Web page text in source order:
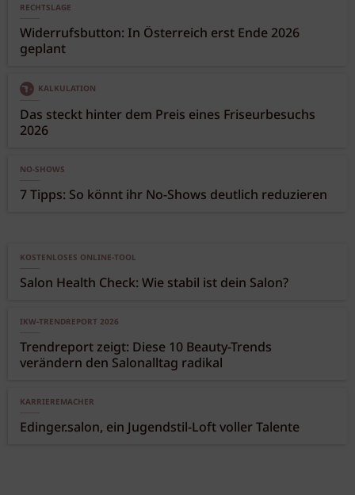
RECHTSLAGE
Widerrufsbutton: In Österreich erst Ende 2026
geplant
KALKULATION
Das steckt hinter dem Preis eines Friseurbesuchs
2026
NO-SHOWS
7 Tipps: So könnt ihr No-Shows deutlich reduzieren
KOSTENLOSES ONLINE-TOOL
Salon Health Check: Wie stabil ist dein Salon?
IKW-TRENDREPORT 2026
Trendreport zeigt: Diese 10 Beauty-Trends
verändern den Salonalltag radikal
KARRIEREMACHER
Edinger.salon, ein Jugendstil-Loft voller Talente